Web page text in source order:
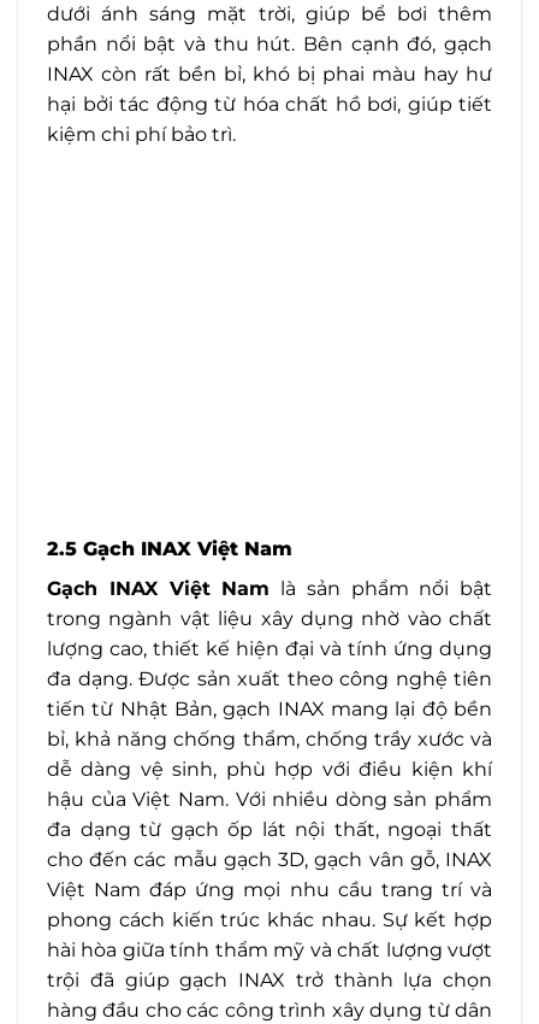
dưới ánh sáng mặt trời, giúp bể bơi thêm
phần nổi bật và thu hút. Bên cạnh đó, gạch
INAX còn rất bền bỉ, khó bị phai màu hay hư
hại bởi tác động từ hóa chất hồ bơi, giúp tiết
kiệm chi phí bảo trì.
2.5 Gạch INAX Việt Nam
Gạch INAX Việt Nam là sản phẩm nổi bật
trong ngành vật liệu xây dụng nhờ vào chất
lượng cao, thiết kế hiện đại và tính ứng dụng
đa dạng. Được sản xuất theo công nghệ tiên
tiến từ Nhật Bản, gạch INAX mang lại độ bền
bỉ, khả năng chống thẩm, chống trầy xước và
dễ dàng vệ sinh, phù hợp với điều kiện khí
hậu của Việt Nam. Với nhiều dòng sản phẩm
đa dạng từ gạch ốp lát nội thất, ngoại thất
cho đến các mẫu gạch 3D, gạch vân gỗ, INAX
Việt Nam đáp ứng mọi nhu cầu trang trí và
phong cách kiến trúc khác nhau. Sự kết hợp
hài hòa giữa tính thẩm mỹ và chất lượng vượt
trội đã giúp gạch INAX trở thành lựa chọn
hàng đầu cho các công trình xây dụng từ dân